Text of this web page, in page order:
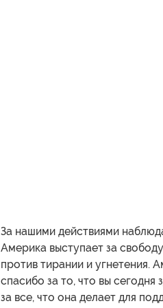
За нашими действиями
Америка выступает за
против тирании и угнетения.
спасибо за то, что вы сегодня
за все, что она делает для